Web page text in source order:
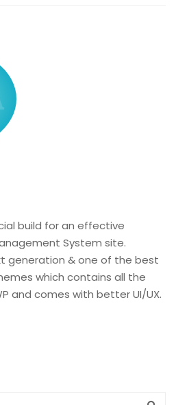
build for an effective
System site.
generation & one of the best
which contains all the
and comes with better UI/UX.